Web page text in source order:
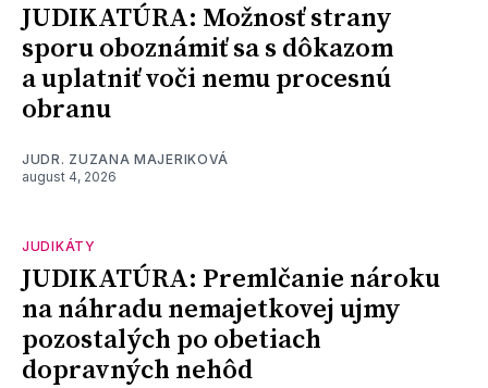
JUDIKATÚRA: Možnosť strany
sporu oboznámiť sa s dôkazom
a uplatniť voči nemu procesnú
obranu
JUDR. ZUZANA MAJERIKOVÁ
august 4, 2026
JUDIKÁTY
JUDIKATÚRA: Premlčanie nároku
na náhradu nemajetkovej ujmy
pozostalých po obetiach
dopravných nehôd